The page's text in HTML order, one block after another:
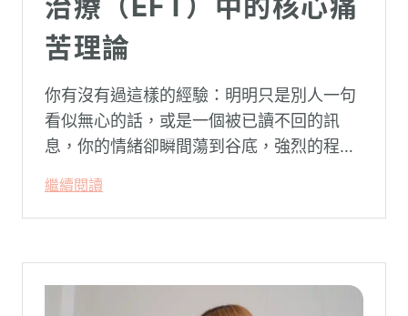
苦理論
你有沒有過這樣的經驗：明明只是別人一句
看似無心的話，或是一個被已讀不回的訊
息，你的情緒卻瞬間蕩到谷底，強烈的程度
怪：「事情真的有這麼嚴重嗎？」
繼續閱讀